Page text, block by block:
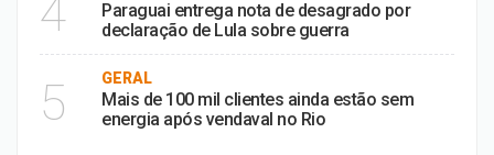
4
Paraguai entrega nota de desagrado por
declaração de Lula sobre guerra
5 GERAL
Mais de 100 mil clientes ainda estão sem
energia após vendaval no Rio